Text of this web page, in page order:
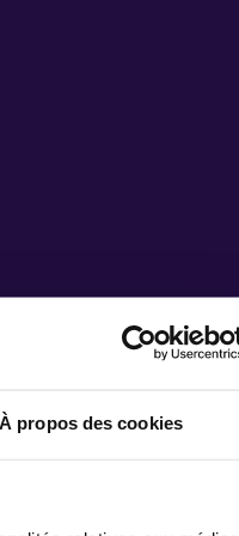
À propos des cookies